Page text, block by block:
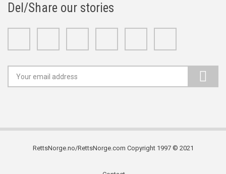
Del/Share our stories
RettsNorge.no/RettsNorge.com Copyright 1997 © 2021